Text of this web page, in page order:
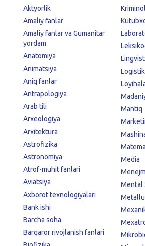
Aktyorlik
Amaliy fanlar
Amaliy fanlar va Gumanitar
yordam
Anatomiya
Animatsiya
Aniq fanlar
Antrapologiya
Arab tili
Arxeologiya
Arxitektura
Astrofizika
Astronomiya
Atrof-muhit fanlari
Aviatsiya
Axborot texnologiyalari
Bank ishi
Barcha soha
Barqaror rivojlanish fanlari
Mantiq
Media
Mental